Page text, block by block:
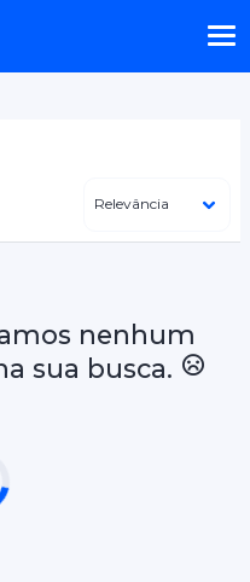
nenhum
sua busca.